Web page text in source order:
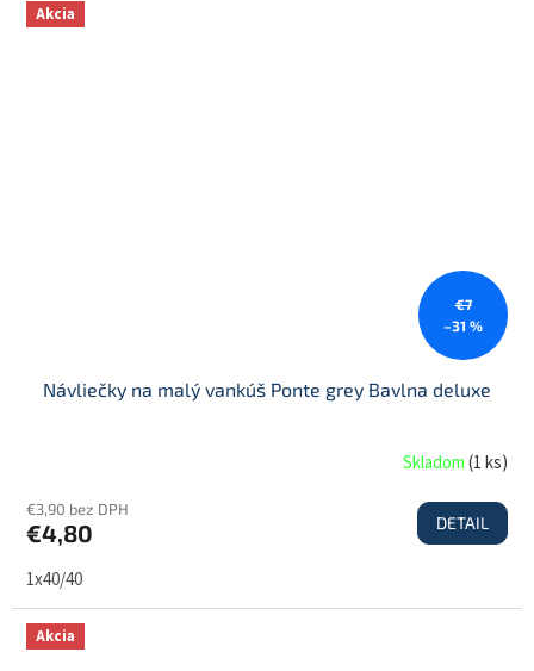
Akcia
€7
–31 %
Návliečky na malý vankúš Ponte grey Bavlna deluxe
Skladom(1 ks)
€3,90 bez DPH
€4,80 DETAIL
1x40/40
Akcia